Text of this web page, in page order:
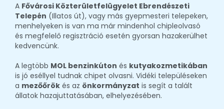
A Fővárosi Közterületfelügyelet Ebrendészeti
Telepén (Illatos út), vagy más gyepmesteri telepeken,
menhelyeken is van ma már mindenhol chipleolvasó
és megfelelő regisztráció esetén gyorsan hazakerülhet
kedvencünk.
A legtöbb MOL benzinkúton és kutyakozmetikában
is jó eséllyel tudnak chipet olvasni. Vidéki településeken
a mezőőrök és az önkormányzat is segít a talált
állatok hazajuttatásában, elhelyezésében.